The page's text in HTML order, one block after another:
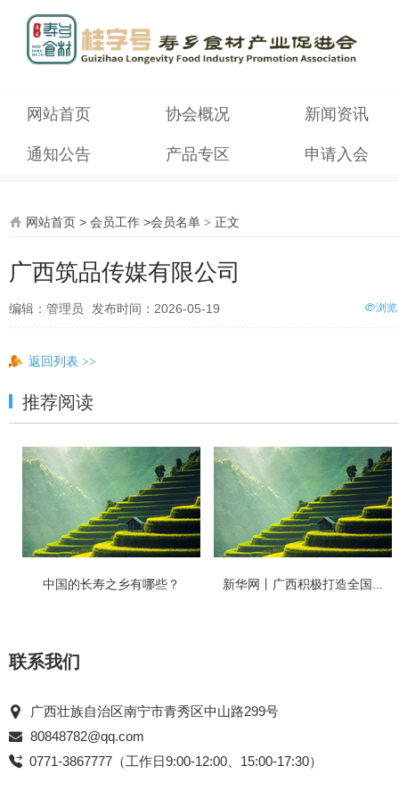
网站首页 协会概况 新闻资讯
通知公告 产品专区 申请入会
网站首页 > 会员工作 >会员名单 > 正文
广西筑品传媒有限公司
编辑：管理员 发布时间：2026-05-19 浏
返回列表 >>
推荐阅读
中国的长寿之乡有哪些？ 新华网丨广西积极打造全国...
联系我们
广西壮族自治区南宁市青秀区中山路299号
80848782@qq.com
0771-3867777（工作日9:00-12:00、15:00-17:30）